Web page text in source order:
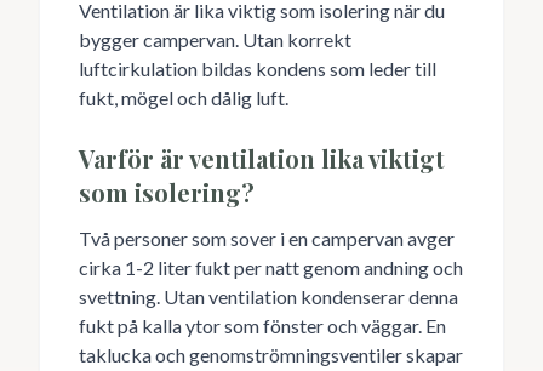
Ventilation är lika viktig som isolering när du
bygger campervan. Utan korrekt
luftcirkulation bildas kondens som leder till
fukt, mögel och dålig luft.
Varför är ventilation lika viktigt
som isolering?
Två personer som sover i en campervan avger
cirka 1-2 liter fukt per natt genom andning och
svettning. Utan ventilation kondenserar denna
fukt på kalla ytor som fönster och väggar. En
taklucka och genomströmningsventiler skapar